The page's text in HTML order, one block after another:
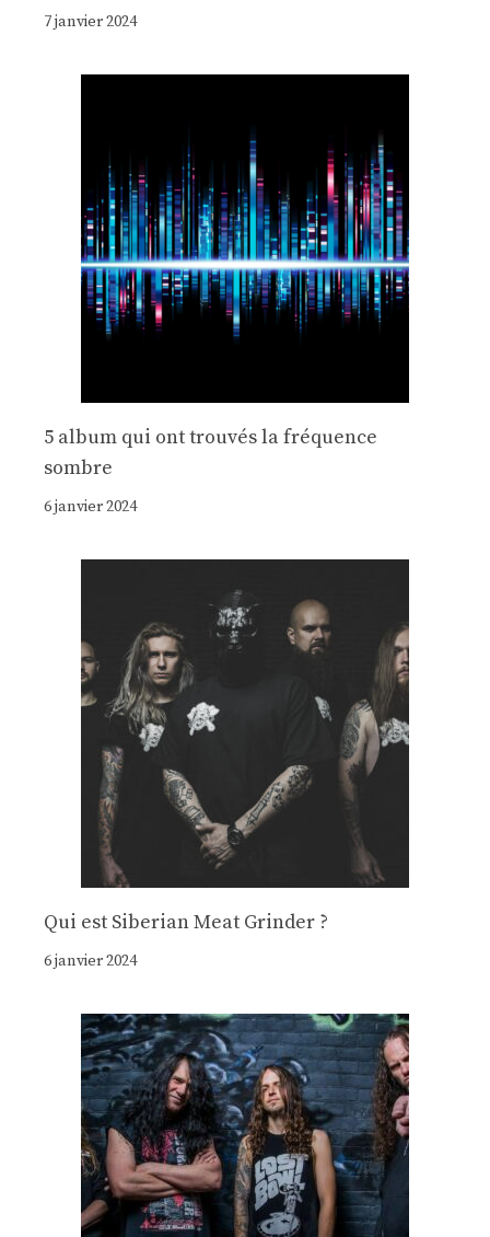
7 janvier 2024
5 album qui ont trouvés la fréquence
sombre
6 janvier 2024
Qui est Siberian Meat Grinder ?
6 janvier 2024